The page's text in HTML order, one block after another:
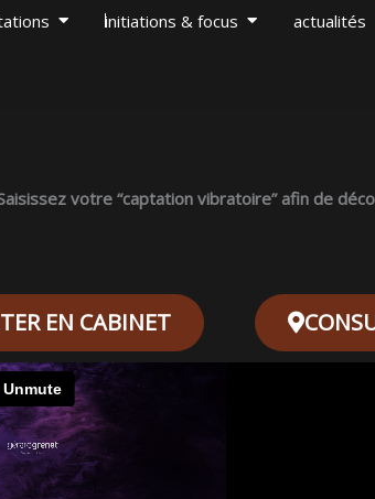
OUVRIR CONSULTATIONS
initiations & focus OUVRIRactualités
votre “captation vibratoire” afin de
EN CABINET